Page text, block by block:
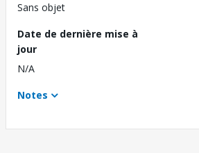
Sans objet
Date de dernière mise à
jour
N/A
Notes